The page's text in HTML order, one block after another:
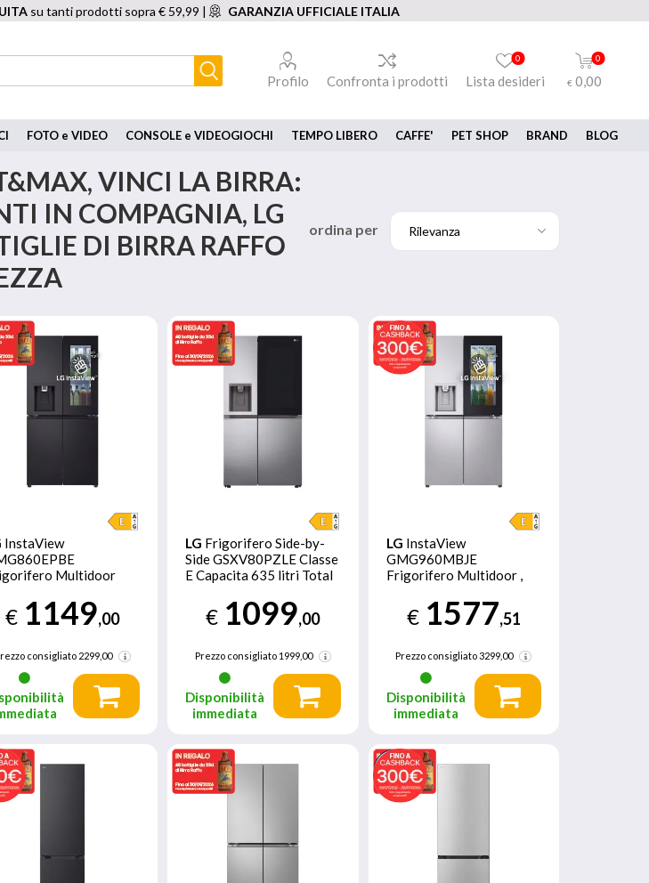
su tanti prodotti sopra € 59,99 | GARANZIA UFFICIALE ITALIA
Profilo Confronta i prodotti Lista desideri
0 0
€ 0,00
FOTO e VIDEO CONSOLE e VIDEOGIOCHI TEMPO LIBERO CAFFE' PET SHOP BRAND BLOG
VINCI LA BIRRA:
IN COMPAGNIA, LG
DI BIRRA RAFFO
ordina per
InstaView
Multidoor
UVnano, Nero
€ 1149,00
consigliato2299,00
LG Frigorifero Side-by-
Side GSXV80PZLE Classe
E Capacita 635 litri Total
€ 1099,00
Prezzo consigliato1999,00
Disponibilità
immediata
LG InstaView
GMG960MBJE
Frigorifero Multidoor ,
UVnano, Acciaio
€ 1577,51
Prezzo consigliato3299,00
Disponibilità
immediata